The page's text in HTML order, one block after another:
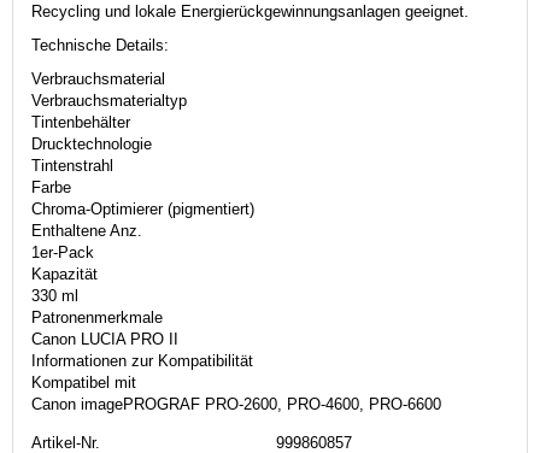
Recycling und lokale Energierückgewinnungsanlagen geeignet.
Technische Details:
Verbrauchsmaterial
Verbrauchsmaterialtyp
Tintenbehälter
Drucktechnologie
Tintenstrahl
Farbe
Chroma-Optimierer (pigmentiert)
Enthaltene Anz.
1er-Pack
Kapazität
330 ml
Patronenmerkmale
Canon LUCIA PRO II
Informationen zur Kompatibilität
Kompatibel mit
Canon imagePROGRAF PRO-2600, PRO-4600, PRO-6600
Artikel-Nr.
999860857